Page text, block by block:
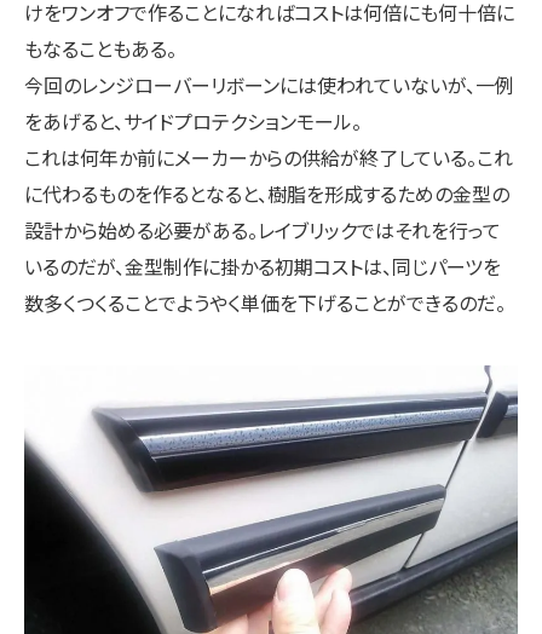
けをワンオフで作ることになればコストは何倍にも何十倍に
もなることもある。
今回のレンジローバーリボーンには使われていないが、一例
をあげると、サイドプロテクションモール。
これは何年か前にメーカーからの供給が終了している。これ
に代わるものを作るとなると、樹脂を形成するための金型の
設計から始める必要がある。レイブリックではそれを行って
いるのだが、金型制作に掛かる初期コストは、同じパーツを
数多くつくることでようやく単価を下げることができるのだ。